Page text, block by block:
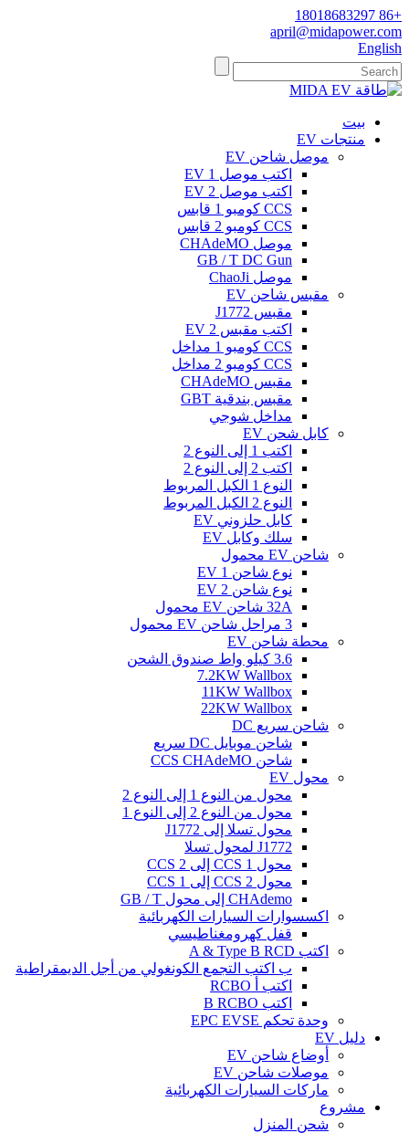
+86 18018683297
april@midapower.com
English
بيت
منتجات EV
موصل شاحن EV
اكتب موصل 1 EV
اكتب موصل 2 EV
CCS كومبو 1 قابس
CCS كومبو 2 قابس
موصل CHAdeMO
GB / T DC Gun
موصل ChaoJi
مقبس شاحن EV
مقبس J1772
اكتب مقبس EV 2
CCS كومبو 1 مداخل
CCS كومبو 2 مداخل
مقبس CHAdeMO
مقبس بندقية GBT
مداخل شوجي
كابل شحن EV
اكتب 1 إلى النوع 2
اكتب 2 إلى النوع 2
النوع 1 الكبل المربوط
النوع 2 الكبل المربوط
كابل حلزوني EV
سلك وكابل EV
شاحن EV محمول
نوع شاحن EV 1
نوع شاحن EV 2
32A شاحن EV محمول
3 مراحل شاحن EV محمول
محطة شاحن EV
3.6 كيلو واط صندوق الشحن
7.2KW Wallbox
11KW Wallbox
22KW Wallbox
شاحن سريع DC
شاحن موبايل DC سريع
شاحن CCS CHAdeMO
محول EV
محول من النوع 1 إلى النوع 2
محول من النوع 2 إلى النوع 1
محول تسلا إلى J1772
J1772 لمحول تسلا
محول CCS 1 إلى CCS 2
محول CCS 2 إلى CCS 1
CHAdemo إلى محول GB / T
اكسسوارات السيارات الكهربائية
قفل كهرومغناطيسي
اكتب A & Type B RCD
ب اكتب التجمع الكونغولي من أجل الديمقراطية
اكتب أ RCBO
اكتب B RCBO
وحدة تحكم EPC EVSE
دليل EV
أوضاع شاحن EV
موصلات شاحن EV
ماركات السيارات الكهربائية
مشروع
شحن المنزل